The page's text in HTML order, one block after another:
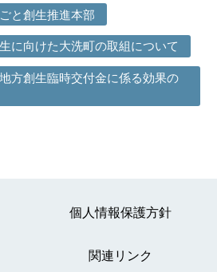
と創生推進本部
に向けた大洗町の取組について
方創生臨時交付金に係る効果の
個人情報保護方針
関連リンク